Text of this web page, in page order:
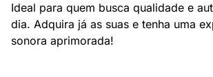
Ideal para quem busca qualidade e
dia. Adquira já as suas e tenha uma
sonora aprimorada!